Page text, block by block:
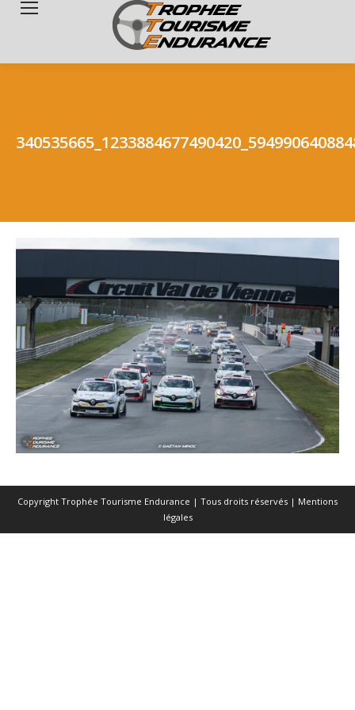
Copyright Trophée Tourisme Endurance | Tous droits réservés | Mentions
légales